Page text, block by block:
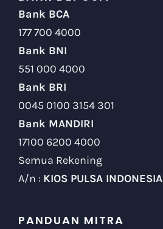
Bank BCA
177 700 4000
Bank BNI
551 000 4000
Bank BRI
0045 0100 3154 301
Bank MANDIRI
17100 6200 4000
Semua Rekening
A/n : KIOS PULSA INDONESIA
PANDUAN MITRA